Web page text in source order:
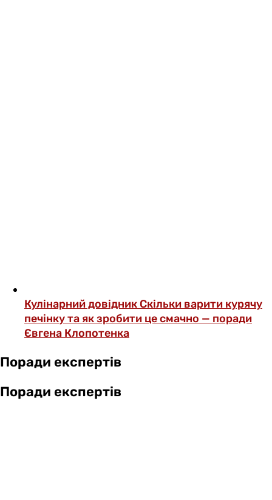
Кулінарний довідник Скільки варити курячу
печінку та як зробити це смачно — поради
Євгена Клопотенка
Поради експертів
Поради експертів